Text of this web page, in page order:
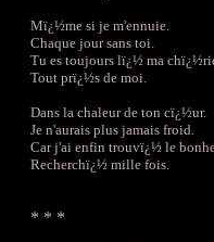
Mï¿½me si je m'ennuie.
Chaque jour sans toi.
Tu es toujours lï¿½ ma
Tout prï¿½s de moi.
Dans la chaleur de ton cï¿½ur.
Je n'aurais plus jamais froid.
Car j'ai enfin trouvï¿½ le
Recherchï¿½ mille fois.
* * *